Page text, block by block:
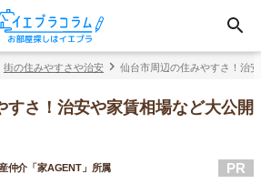
街の住みやすさや治安 仙台市周辺の住みやすさ！治
すさ！治安や家賃相場など大公開
仲介「家AGENT」所属 PR